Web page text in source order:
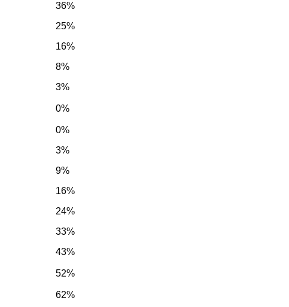
36%
25%
16%
8%
3%
0%
0%
3%
9%
16%
24%
33%
43%
52%
62%